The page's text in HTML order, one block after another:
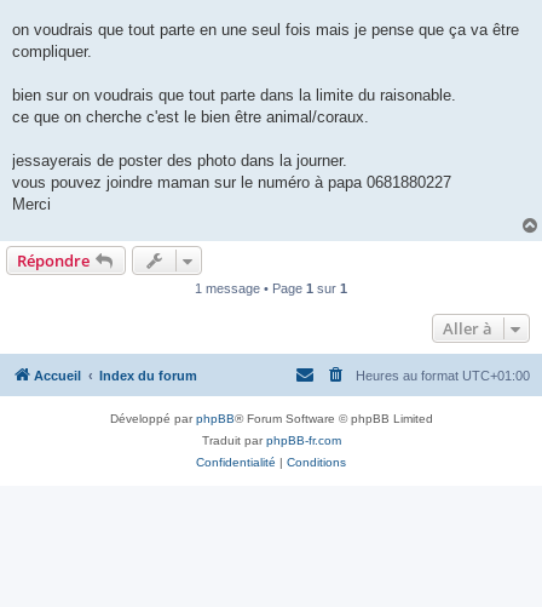
on voudrais que tout parte en une seul fois mais je pense que ça va être
compliquer.
bien sur on voudrais que tout parte dans la limite du raisonable.
ce que on cherche c'est le bien être animal/coraux.
jessayerais de poster des photo dans la journer.
vous pouvez joindre maman sur le numéro à papa 0681880227
Merci
Répondre
1 message • Page 1 sur 1
Aller à
Accueil Index du forum Heures au format UTC+01:00
Développé parphpBB® Forum Software © phpBB Limited
Traduit parphpBB-fr.com
Confidentialité | Conditions